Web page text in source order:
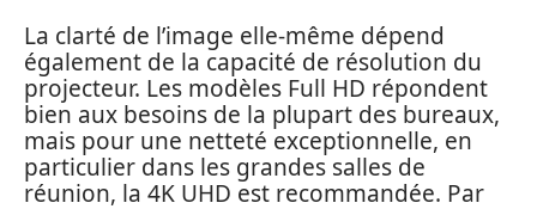
La clarté de l’image elle-même dépend
également de la capacité de résolution du
projecteur. Les modèles Full HD répondent
bien aux besoins de la plupart des bureaux,
mais pour une netteté exceptionnelle, en
particulier dans les grandes salles de
réunion, la 4K UHD est recommandée. Par